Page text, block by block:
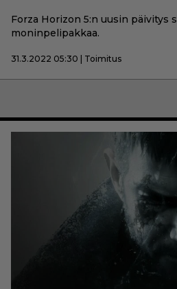
Forza Horizon 5:n uusin päivitys
moninpelipakkaa.
31.3.2022 05:30 | Toimitus